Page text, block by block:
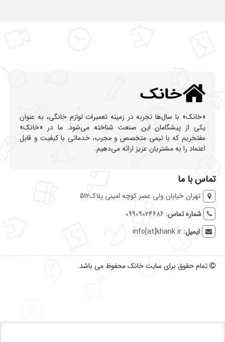
«خانک» با سال‌ها تجربه در زمینه تعمیرات لوازم خانگی، به عنوان
یکی از پیشگامان این صنعت شناخته می‌شود. ما در «خانک»
مفتخریم که با تیمی متخصص و مجرب، خدماتی با کیفیت و قابل
اعتماد را به مشتریان عزیز ارائه می‌دهیم.
تماس با ما
تهران خیابان ولی عصر کوچه امینی پلاک512
شماره تماس: 09909024686
ایمیل:info[at]khank.ir
تمام حقوق برای سایت خانک محفوظ می باشد.